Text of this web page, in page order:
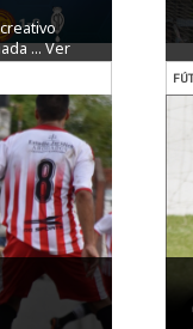
...Ver